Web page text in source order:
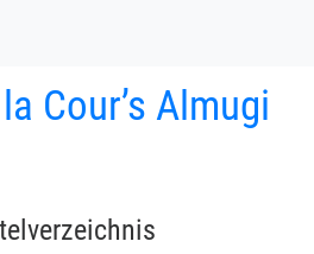
Cour’s Almugi